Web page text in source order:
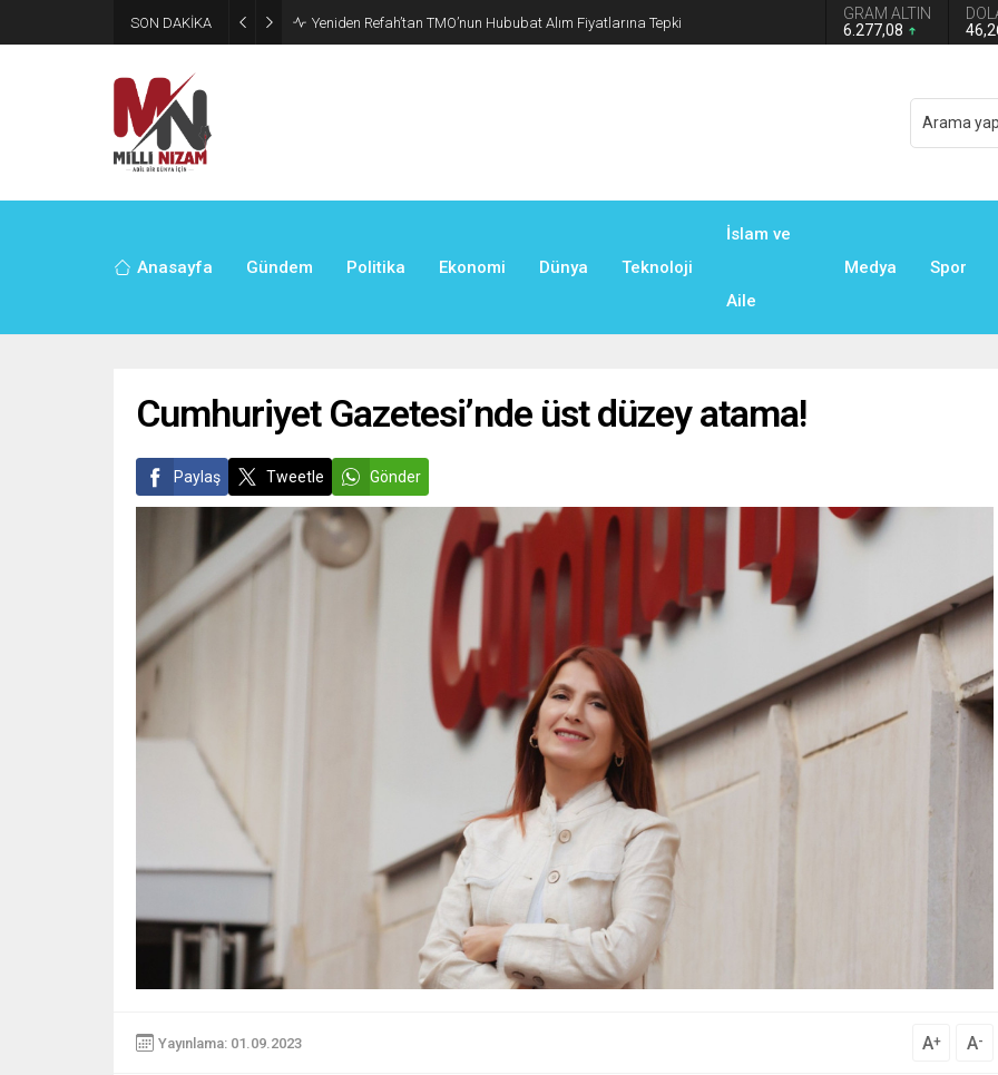
SON DAKİKA CHP’de Günaydın ve Başarır’ın grup başkanvekilliği düştü
GRAM ALTIN
6.277,08
Anasayfa Gündem Politika Ekonomi Dünya Teknoloji
İslam ve
Aile
Medya Spor
Cumhuriyet Gazetesi’nde üst düzey atama!
Paylaş Tweetle Gönder
Yayınlama: 01.09.2023 A+ A-